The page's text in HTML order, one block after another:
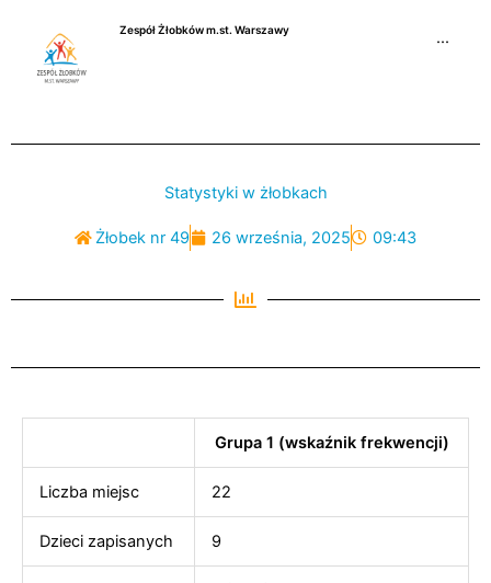
Zespół Żłobków m.st. Warszawy
···
Statystyki w żłobkach
Żłobek nr 49 26 września, 2025 09:43
Grupa 1 (wskaźnik frekwencji)
Liczba miejsc 22
Dzieci zapisanych 9